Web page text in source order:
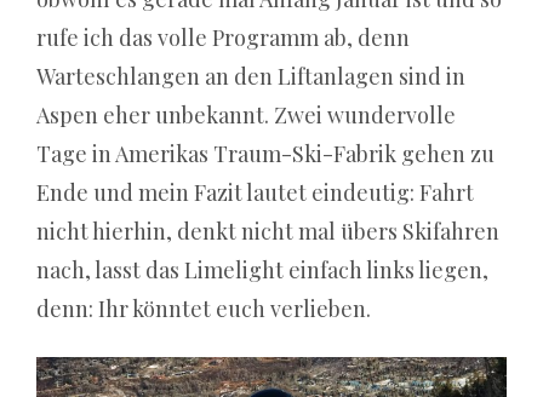
Willkommensbonus
ohne
Einzahlung
2026
Der
kalte
Realitätscheck
Schnäppchenjäger
rufe ich das volle Programm ab, denn
Warteschlangen an den Liftanlagen sind in
Aspen eher unbekannt. Zwei wundervolle
Tage in Amerikas Traum-Ski-Fabrik gehen zu
Ende und mein Fazit lautet eindeutig: Fahrt
nicht hierhin, denkt nicht mal übers Skifahren
nach, lasst das Limelight einfach links liegen,
denn: Ihr könntet euch verlieben.